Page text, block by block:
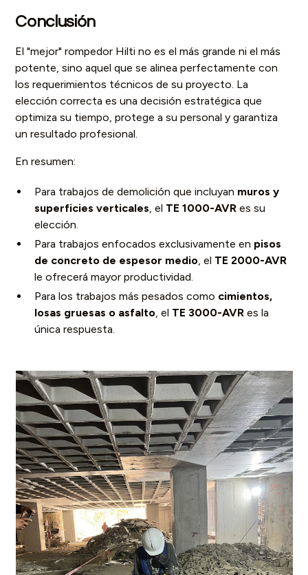
Conclusión
El "mejor" rompedor Hilti no es el más grande ni el más
potente, sino aquel que se alinea perfectamente con
los requerimientos técnicos de su proyecto. La
elección correcta es una decisión estratégica que
optimiza su tiempo, protege a su personal y garantiza
un resultado profesional.
En resumen:
Para trabajos de demolición que incluyan muros y
superficies verticales, el TE 1000-AVR es su
elección.
Para trabajos enfocados exclusivamente en pisos
de concreto de espesor medio, el TE 2000-AVR
le ofrecerá mayor productividad.
Para los trabajos más pesados como cimientos,
losas gruesas o asfalto, el TE 3000-AVR es la
única respuesta.